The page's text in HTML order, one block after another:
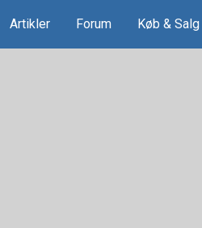
Artikler Forum Køb & Salg